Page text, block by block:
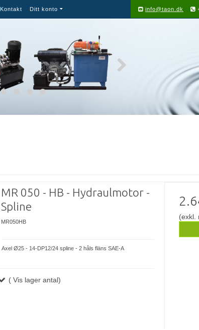
Kontakt Ditt konto info@taon.dk
MR 050 - HB - Hydraulmotor -
Spline
MR050HB
Axel Ø25 - 14-DP12/24 spline - 2 håls fläns SAE-A
( Vis lager antal)
(exkl.